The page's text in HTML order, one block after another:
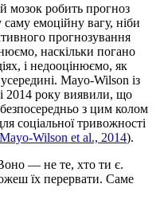
мозок робить прогноз
емоційну вагу, ніби
прогнозування
наскільки погано
і недооцінюємо, як
Mayo-Wilson із
2014 року виявили, що
з цим колом
соціальної тривожності
Mayo-Wilson et al., 2014).
— не те, хто ти є.
їх перервати. Саме